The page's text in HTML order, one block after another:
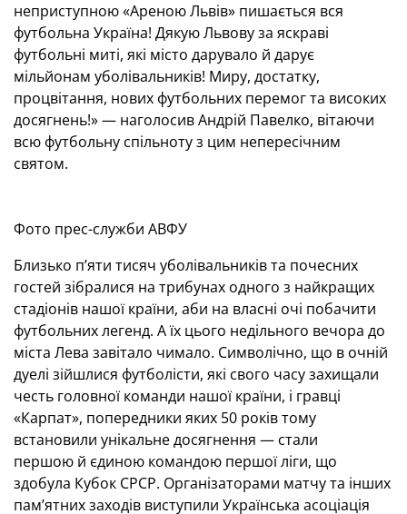
неприступною «Ареною Львів» пишається вся
футбольна Україна! Дякую Львову за яскраві
футбольні миті, які місто дарувало й дарує
мільйонам уболівальників! Миру, достатку,
процвітання, нових футбольних перемог та високих
досягнень!» — наголосив Андрій Павелко, вітаючи
всю футбольну спільноту з цим непересічним
святом.
Фото прес-служби АВФУ
Близько п’яти тисяч уболівальників та почесних
гостей зібралися на трибунах одного з найкращих
стадіонів нашої країни, аби на власні очі побачити
футбольних легенд. А їх цього недільного вечора до
міста Лева завітало чимало. Символічно, що в очній
дуелі зійшлися футболісти, які свого часу захищали
честь головної команди нашої країни, і гравці
«Карпат», попередники яких 50 років тому
встановили унікальне досягнення — стали
першою й єдиною командою першої ліги, що
здобула Кубок СРСР. Організаторами матчу та інших
пам’ятних заходів виступили Українська асоціація